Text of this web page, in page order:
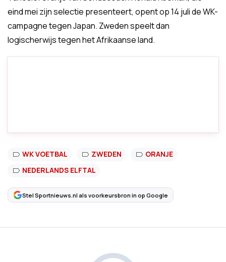
eind mei zijn selectie presenteert, opent op 14 juli de WK-
campagne tegen Japan. Zweden speelt dan
logischerwijs tegen het Afrikaanse land.
WK VOETBAL ZWEDEN
ORANJE
NEDERLANDS ELFTAL
Stel Sportnieuws.nl als voorkeursbron in op Google